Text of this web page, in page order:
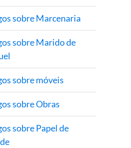
sobre Marcenaria
sobre Marido de
sobre móveis
sobre Obras
sobre Papel de